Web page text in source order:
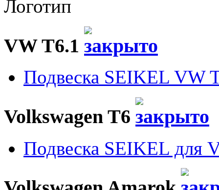
VW T6.1
Подвеска SEIKEL VW
Volkswagen T6
Подвеска SEIKEL для